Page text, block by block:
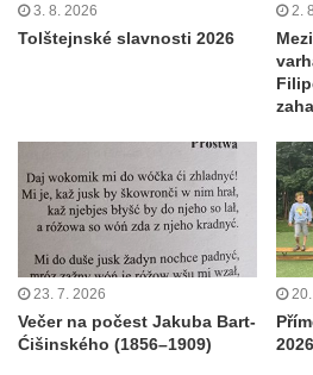
3. 8. 2026
Tolštejnské slavnosti 2026
2.
23. 7. 2026
Večer na počest Jakuba Bart-
Ćišinského (1856–1909)
2026